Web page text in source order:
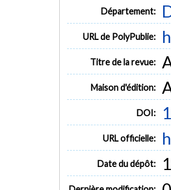
Département:
URL de PolyPublie:
Titre de la revue:
Maison d'édition:
DOI:
URL officielle:
Date du dépôt: